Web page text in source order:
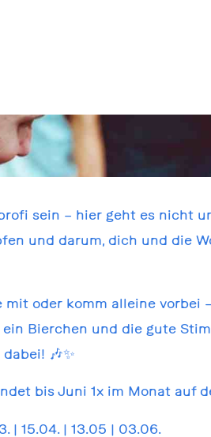
sein – hier geht es nicht
und darum, dich und die
mit oder komm alleine vorbei
Bierchen und die gute
🎶✨
bis Juni 1x im Monat auf
| 15.04. | 13.05 | 03.06.